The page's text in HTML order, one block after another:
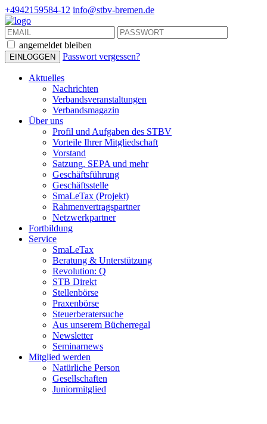
+4942159584-12 info@stbv-bremen.de
angemeldet bleiben
Passwort vergessen?
Aktuelles
Nachrichten
Verbandsveranstaltungen
Verbandsmagazin
Über uns
Profil und Aufgaben des STBV
Vorteile Ihrer Mitgliedschaft
Vorstand
Satzung, SEPA und mehr
Geschäftsführung
Geschäftsstelle
SmaLeTax (Projekt)
Rahmenvertragspartner
Netzwerkpartner
Fortbildung
Service
SmaLeTax
Beratung & Unterstützung
Revolution: Q
STB Direkt
Stellenbörse
Praxenbörse
Steuerberatersuche
Aus unserem Bücherregal
Newsletter
Seminarnews
Mitglied werden
Natürliche Person
Gesellschaften
Juniormitglied